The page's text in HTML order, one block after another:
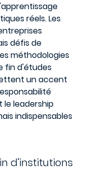
réels. Les
défis de
méthodologies
fin d'études
un accent
le leadership
indispensables
d'institutions